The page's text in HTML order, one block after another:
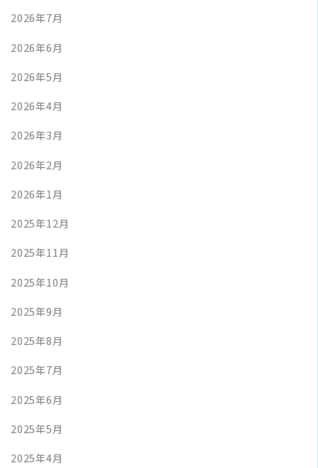
2026年7月
2026年6月
2026年5月
2026年4月
2026年3月
2026年2月
2026年1月
2025年12月
2025年11月
2025年10月
2025年9月
2025年8月
2025年7月
2025年6月
2025年5月
2025年4月